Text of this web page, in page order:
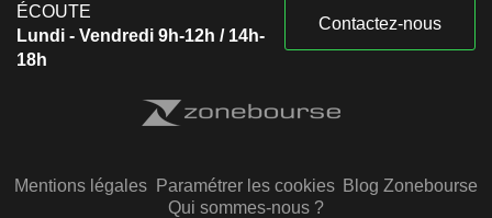
ÉCOUTE
Lundi - Vendredi 9h-12h / 14h-
18h
Contactez-nous
Mentions légales Paramétrer les cookies Blog Zonebourse
Qui sommes-nous ?